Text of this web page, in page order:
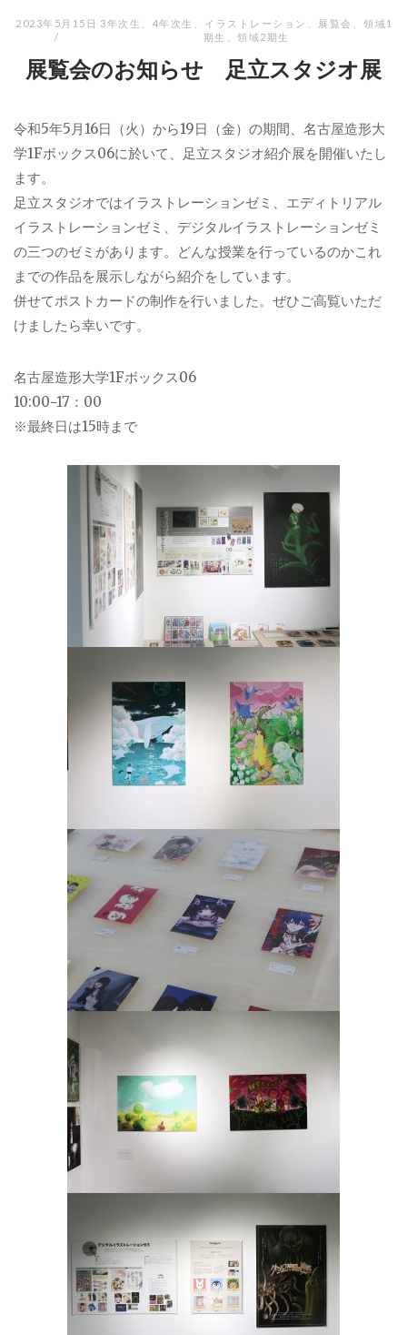
2023年5月15日 3年次生 4年次生 イラストレーション 展覧会 、領域1
期生
、領域2期生
展覧会のお知らせ 足立スタジオ展
令和5年5月16日（火）から19日（金）の期間、名古屋造形大
学1Fボックス06に於いて、足立スタジオ紹介展を開催いたし
ます。
足立スタジオではイラストレーションゼミ、エディトリアル
イラストレーションゼミ、デジタルイラストレーションゼミ
の三つのゼミがあります。どんな授業を行っているのかこれ
までの作品を展示しながら紹介をしています。
併せてポストカードの制作を行いました。ぜひご高覧いただ
けましたら幸いです。
名古屋造形大学1Fボックス06
10:00−17：00
※最終日は15時まで